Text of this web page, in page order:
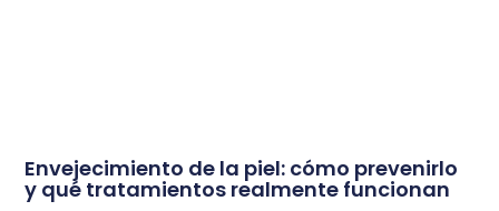
Envejecimiento de la piel: cómo prevenirlo
y qué tratamientos realmente funcionan